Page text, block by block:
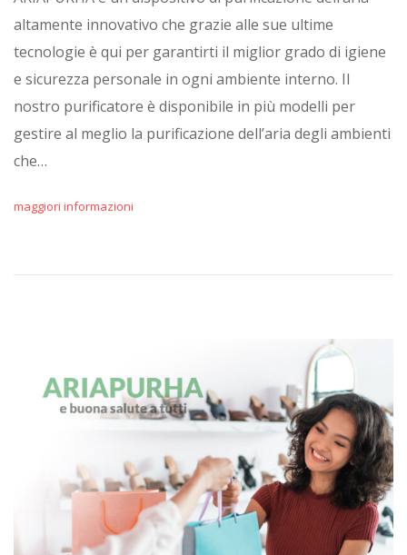
altamente innovativo che grazie alle sue ultime
tecnologie è qui per garantirti il miglior grado di igiene
e sicurezza personale in ogni ambiente interno. Il
nostro purificatore è disponibile in più modelli per
gestire al meglio la purificazione dell’aria degli ambienti
che…
maggiori informazioni